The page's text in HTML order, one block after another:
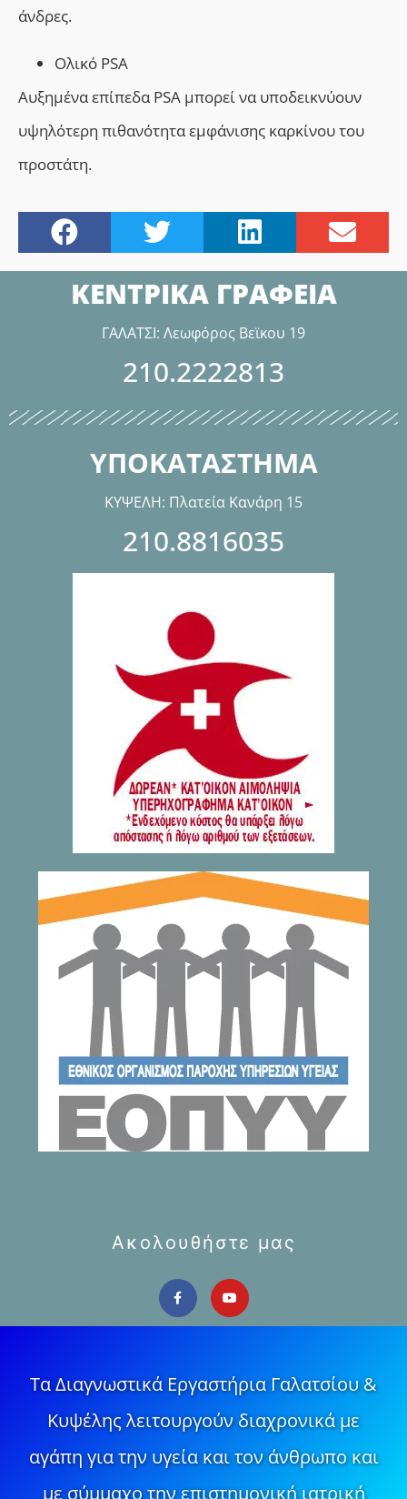
άνδρες.
Ολικό PSA
Αυξημένα επίπεδα PSA μπορεί να υποδεικνύουν
υψηλότερη πιθανότητα εμφάνισης καρκίνου του
προστάτη.
ΚΕΝΤΡΙΚΑ ΓΡΑΦΕΙΑ
ΓΑΛΑΤΣΙ: Λεωφόρος Βεϊκου 19
210.2222813
ΥΠΟΚΑΤΑΣΤΗΜΑ
ΚΥΨΕΛΗ: Πλατεία Κανάρη 15
210.8816035
Ακολουθήστε μας
Τα Διαγνωστικά Εργαστήρια Γαλατσίου &
Κυψέλης λειτουργούν διαχρονικά με
αγάπη για την υγεία και τον άνθρωπο και
με σύμμαχο την επιστημονική ιατρική